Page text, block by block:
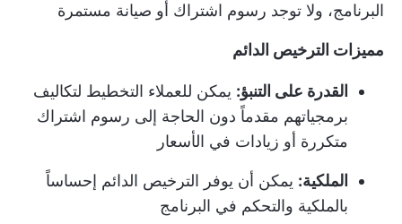
البرنامج، ولا توجد رسوم اشتراك أو صيانة مستمرة
مميزات الترخيص الدائم
القدرة على التنبؤ: يمكن للعملاء التخطيط لتكاليف
برمجياتهم مقدماً دون الحاجة إلى رسوم اشتراك
متكررة أو زيادات في الأسعار
الملكية: يمكن أن يوفر الترخيص الدائم إحساساً
بالملكية والتحكم في البرنامج